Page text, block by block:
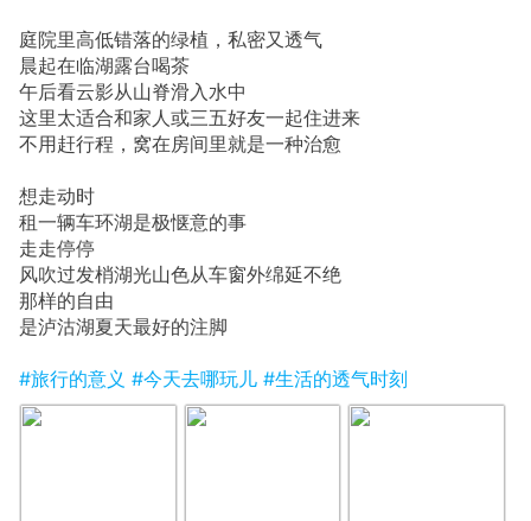
庭院里高低错落的绿植，私密又透气
晨起在临湖露台喝茶
午后看云影从山脊滑入水中
这里太适合和家人或三五好友一起住进来
不用赶行程，窝在房间里就是一种治愈
想走动时
租一辆车环湖是极惬意的事
走走停停
风吹过发梢湖光山色从车窗外绵延不绝
那样的自由
是泸沽湖夏天最好的注脚
#旅行的意义 #今天去哪玩儿 #生活的透气时刻